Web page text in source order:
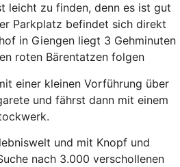
leicht zu finden, denn es ist gut
Parkplatz befindet sich direkt
in Giengen liegt 3 Gehminuten
roten Bärentatzen folgen
einer kleinen Vorführung über
und fährst dann mit einem
und mit Knopf und
nach 3.000 verschollenen